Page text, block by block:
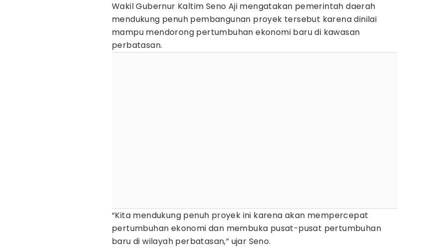
Wakil Gubernur Kaltim Seno Aji mengatakan pemerintah daerah
mendukung penuh pembangunan proyek tersebut karena dinilai
mampu mendorong pertumbuhan ekonomi baru di kawasan
perbatasan.
“Kita mendukung penuh proyek ini karena akan mempercepat
pertumbuhan ekonomi dan membuka pusat-pusat pertumbuhan
baru di wilayah perbatasan,” ujar Seno.